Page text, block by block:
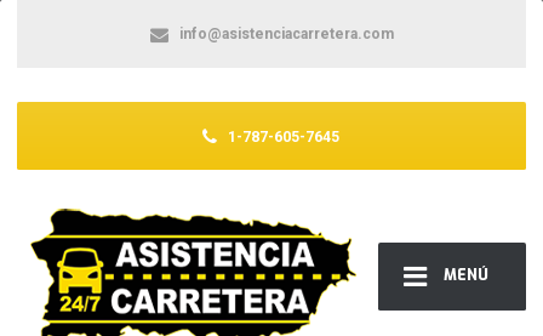
MENÚ
info@asistenciacarretera.com
1-787-605-7645